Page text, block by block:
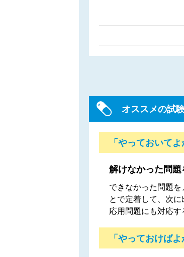
オススメの試
「やっておいて
解けなかった問題
できなかった問題
とで定着して、次
応用問題にも対応す
「やっておけば